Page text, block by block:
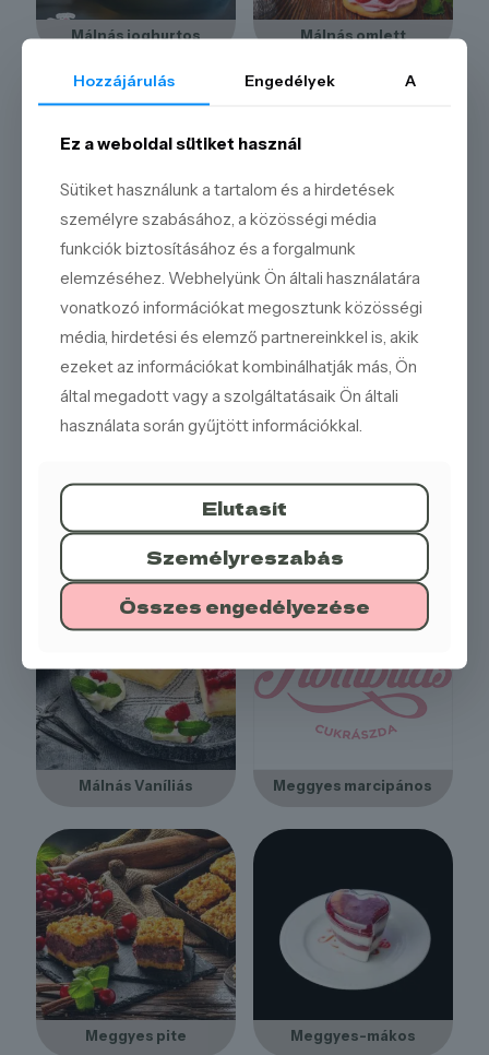
Málnás joghurtos Málnás omlett
Málnás pisztáciás tart Málnás rizs torta
Málnás sarlott torta Málnás túró torta
Málnás Vaníliás Meggyes marcipános
Meggyes pite Meggyes-mákos
Hozzájárulás Engedélyek A
Ez a weboldal sütiket használ
Sütiket használunk a tartalom és a hirdetések
személyre szabásához, a közösségi média
funkciók biztosításához és a forgalmunk
elemzéséhez. Webhelyünk Ön általi használatára
vonatkozó információkat megosztunk közösségi
média, hirdetési és elemző partnereinkkel is, akik
ezeket az információkat kombinálhatják más, Ön
által megadott vagy a szolgáltatásaik Ön általi
használata során gyűjtött információkkal.
Elutasít
Személyreszabás
Összes engedélyezése